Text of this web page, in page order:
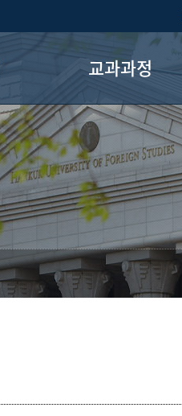
교과과정
교육과정
졸업요건
장학제도